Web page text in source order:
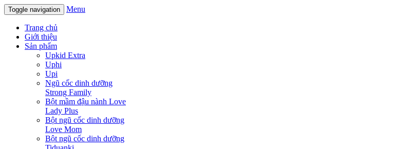
Toggle navigation Menu
Trang chủ
Giới thiệu
Sản phẩm
Upkid Extra
Uphi
Upi
Ngũ cốc dinh dưỡng
Strong Family
Bột mầm đậu nành Love
Lady Plus
Bột ngũ cốc dinh dưỡng
Love Mom
Bột ngũ cốc dinh dưỡng